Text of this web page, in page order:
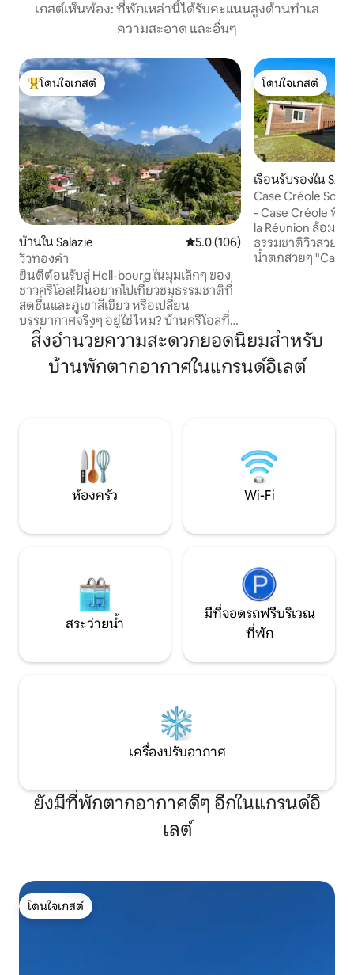
เกสต์เห็นพ้อง: ที่พักเหล่านี้ได้รับคะแนนสูงด้านทำเล
ความสะอาด และอื่นๆ
โดนใจเกสต์ที่สุด
โดนใจเกสต์
บ้านใน Salazie คะแนนเฉลี่ย 5.0 จาก 5, 106 รีวิว
5.0 (106)
วิวทองคำ
ยินดีต้อนรับสู่ Hell-bourg ในมุมเล็กๆ ของ
ชาวครีโอล!ฝันอยากไปเที่ยวชมธรรมชาติที่
สดชื่นและภูเขาสีเขียว หรือเปลี่ยน
บรรยากาศจริงๆ อยู่ใช่ไหม? บ้านครีโอลที่มี
เสน่ห์ของเราตั้งอยู่ใจกลางหมู่บ้าน Hell-
Bourg (จัดอยู่ในหมู่หมู่บ้านที่สวยที่สุดใน
ฝรั่งเศส) รอคุณสำหรับการเข้าพักที่สดชื่น
โดนใจเกสต์
โดนใจเกสต์
เรือนรับรองใน
Case Créole
- Case Créole พื้น
la Réunion ล้อมร
ธรรมชาติวิวสวยๆ
น้ำตกสวยๆ "Case
โดยรถยนต์ใน เดิ
ของชำ 45 นาทีจาก
Mafate) - สำหรับ
เที่ยวและเหมาะส
สิ่งอำนวยความสะดวกยอดนิยมสำหรับ
บ้านพักตากอากาศในแกรนด์อิเลต์
ห้องครัว Wi-Fi
สระว่ายน้ำ
มีที่จอดรถฟรีบริเวณ
ที่พัก
เครื่องปรับอากาศ
ยังมีที่พักตากอากาศดีๆ อีกในแกรนด์อิ
เลต์
โดนใจเกสต์
โดนใจเกสต์